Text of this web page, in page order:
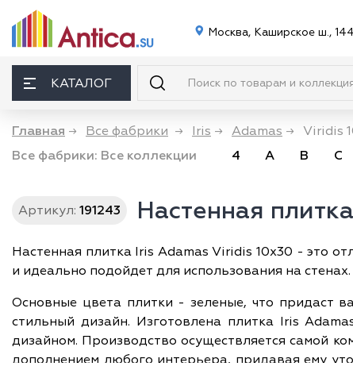
Москва, Каширское ш.,
КАТАЛОГ
Главная → Все фабрики → Iris → Adamas → Viridis
Все фабрики: Все коллекции 4 A B C
Артикул: 191243 Настенная
Настенная плитка Iris Adamas Viridis 10x30 - это
и идеально подойдет для использования на
Основные цвета плитки - зеленые, что придаст
стильный дизайн. Изготовлена плитка Iris
дизайном. Производство осуществляется самой
дополнением любого интерьера, придавая ему